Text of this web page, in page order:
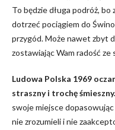
To będzie długa podróż,
dotrzeć pociągiem do
przygód. Może nawet zbyt
zostawiając Wam radość ze
Ludowa Polska 1969
straszny i trochęśmieszny.
swoje miejsce
nie zrozumieli i nie